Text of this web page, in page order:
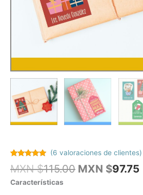
con5.00de
valoraciones
(6 valoraciones de clientes)
MXN $115.00 El
MXN $97.75El
Características